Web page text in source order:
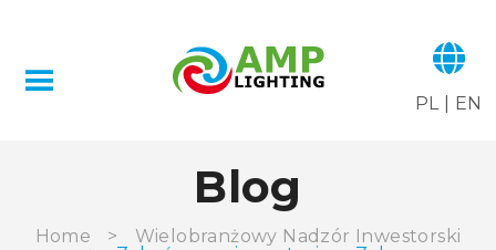
PL EN
Blog
Home >
Wielobranżowy Nadzór Inwestorski